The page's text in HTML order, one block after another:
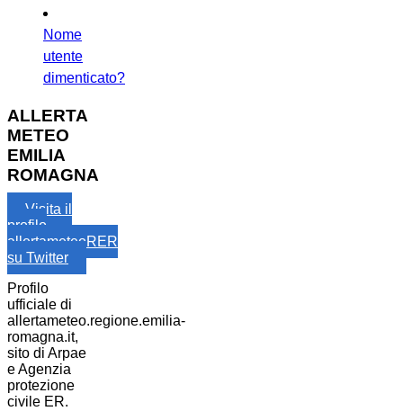
Nome
utente
dimenticato?
ALLERTA
METEO
EMILIA
ROMAGNA
Visita il
profilo
allertameteoRER
su Twitter
Profilo
ufficiale di
allertameteo.regione.emilia-
romagna.it,
sito di Arpae
e Agenzia
protezione
civile ER.